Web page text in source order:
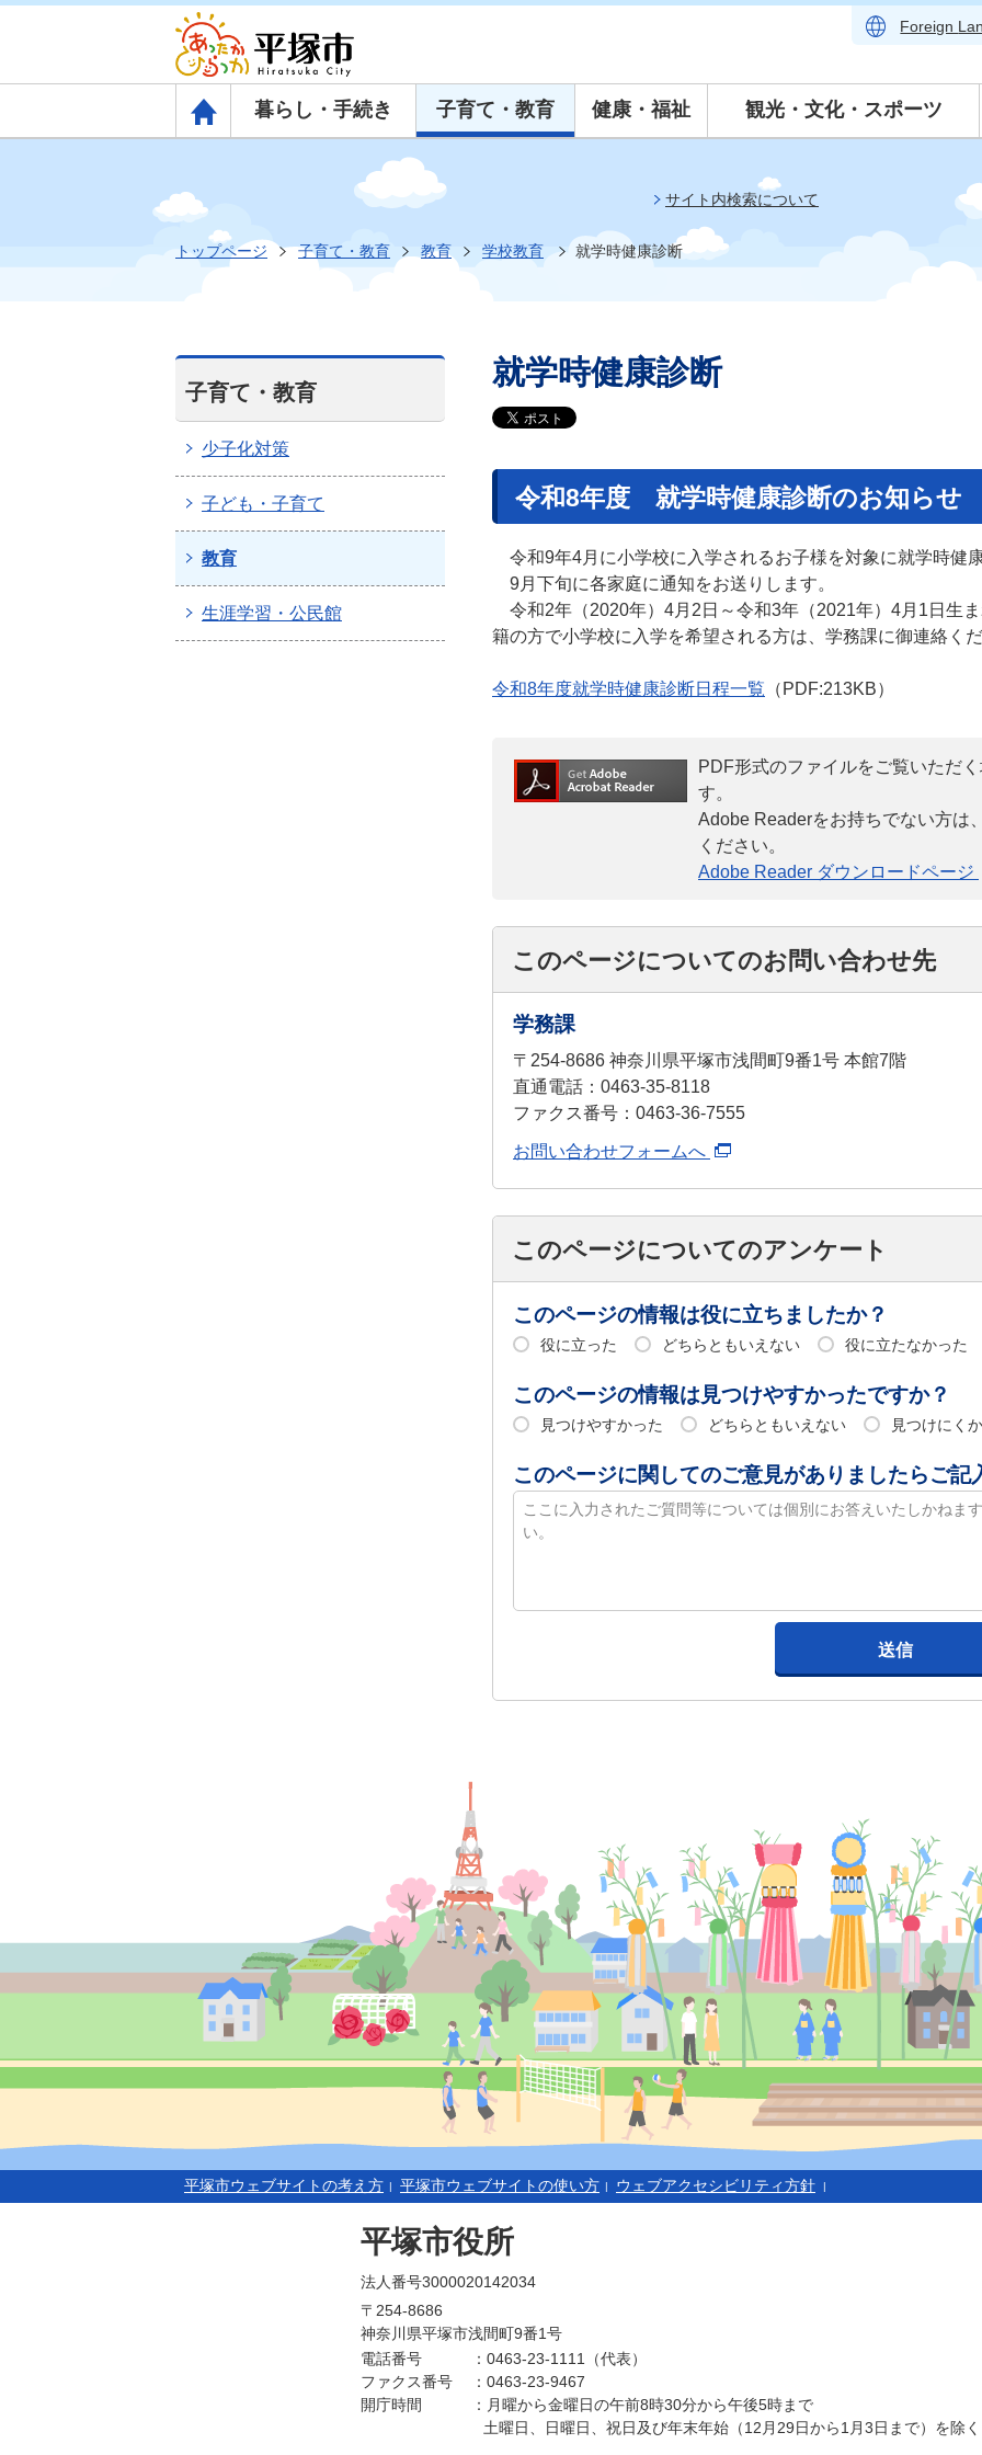
Foreign
トップページ
暮らし・手続き 子育て・教育 健康・福祉 観光・文化・スポーツ
サイト内検索について
トップページ 子育て・教育 教育 学校教育 就学時健康診断
就学時健康診断
令和8年度 就学時健康診断のお知らせ
令和9年4月に小学校に入学されるお子様を対象に就学時健
9月下旬に各家庭に通知をお送りします。
令和2年（2020年）4月2日～令和3年（2021年）4月1日生
籍の方で小学校に入学を希望される方は、学務課に御連絡く
令和8年度就学時健康診断日程一覧 （PDF:213KB）
PDF形式のファイルをご覧いただ
す。
Adobe Readerをお持ちでない方は
ください。
Adobe Reader ダウンロードページ
このページについてのお問い合わせ先
学務課
〒254-8686 神奈川県平塚市浅間町9番1号 本館7階
直通電話：0463-35-8118
ファクス番号：0463-36-7555
お問い合わせフォームへ
このページについてのアンケート
このページの情報は役に立ちましたか？
役に立った どちらともいえない 役に立たなかった
このページの情報は見つけやすかったですか？
見つけやすかった どちらともいえない 見つけにく
このページに関してのご意見がありましたらご記
子育て・教育
少子化対策
子ども・子育て
教育
生涯学習・公民館
平塚市ウェブサイトの考え方 平塚市ウェブサイトの使い方 ウェブアクセシビリティ方針
平塚市役所
法人番号3000020142034
〒254-8686
神奈川県平塚市浅間町9番1号
電話番号
： 0463-23-1111（代表）
ファクス番号
： 0463-23-9467
開庁時間
： 月曜から金曜日の午前8時30分から午後5時まで
土曜日、日曜日、祝日及び年末年始（12月29日から1月3日まで）を除く